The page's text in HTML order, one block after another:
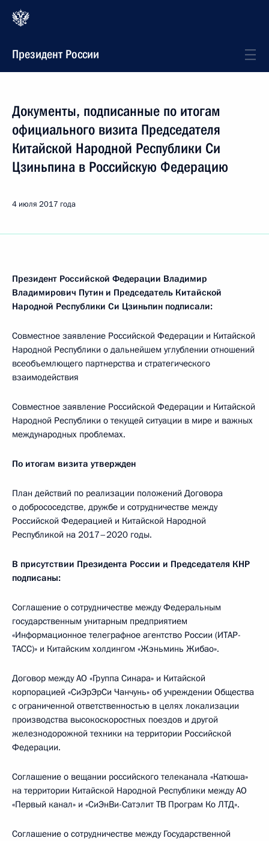
Президент России
Документы, подписанные по итогам
официального визита Председателя
Китайской Народной Республики Си
Цзиньпина в Российскую Федерацию
4 июля 2017 года
Президент Российской Федерации Владимир
Владимирович Путин и Председатель Китайской
Народной Республики Си Цзиньпин подписали:
Совместное заявление Российской Федерации и Китайской
Народной Республики о дальнейшем углублении отношений
всеобъемлющего партнерства и стратегического
взаимодействия
Совместное заявление Российской Федерации и Китайской
Народной Республики о текущей ситуации в мире и важных
международных проблемах.
По итогам визита утвержден
План действий по реализации положений Договора
о добрососедстве, дружбе и сотрудничестве между
Российской Федерацией и Китайской Народной
Республикой на 2017–2020 годы.
В присутствии Президента России и Председателя КНР
подписаны:
Соглашение о сотрудничестве между Федеральным
государственным унитарным предприятием
«Информационное телеграфное агентство России (ИТАР-
ТАСС)» и Китайским холдингом «Жэньминь Жибао».
Договор между АО «Группа Синара» и Китайской
корпорацией «СиЭрЭрСи Чанчунь» об учреждении Общества
с ограниченной ответственностью в целях локализации
производства высокоскоростных поездов и другой
железнодорожной техники на территории Российской
Федерации.
Соглашение о вещании российского телеканала «Катюша»
на территории Китайской Народной Республики между АО
«Первый канал» и «СиЭнВи-Сатэлит ТВ Програм Ко ЛТД».
Соглашение о сотрудничестве между Государственной